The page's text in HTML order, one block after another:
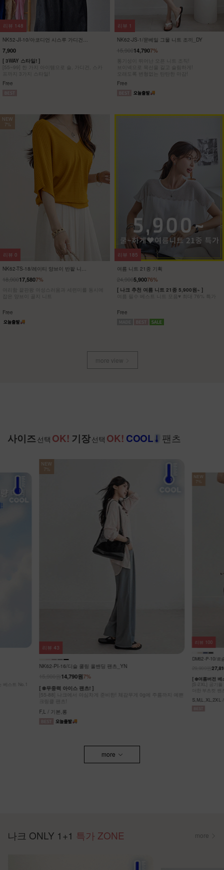
KO52-O-03/아이스 페이점프수트_HJ
25,900
[55~88] 찰랑찰랑 시원해~ 데일리룩으로 딱!
페이즐리 와이드 점프수트
F(55~88)
리뷰 15
여름 원피스 21종 기획
73%
25,9006,900
#휴양지룩 #바캉스 #데일리 원피스 6,900원부
F,L,XL
리뷰 251
NK62-OS-12/타임트리 반팔 원피스
16,900
하루 종일 편안하면서도 스타일도 놓치지 않은
Free
리뷰 3
NK62-OS-10/카프리 민소매 원피스
23,900
[55-88] 은은하게 흐르는 드레이프가 여성스러
Free
리뷰 3
more view
사이즈 선택 OK! 기장선택 OK! COOL 팬츠
름까지 예쁜
NEW
7%
DM62-P-10/르솜 리오셀 부츠컷팬츠_YN
7%
27,810원
[ ❄️여름버전 베스트셀러의 슬림 부츠컷 버전 ❄️ ]
[S-2XL] 공기를 입은 듯 가볍고 뛰어난 신축성 원단에 슬림함을
더한 부츠컷 팬츠!
S,M,L,XL,2XL / 숏,기본,롱
리뷰100
DM52-P-32/팅
[S~2XL] 숏기
여성스러움도
S,M,L,XL,2XL
리뷰 64
more
나크 ONLY 1+1 특가 ZONE more